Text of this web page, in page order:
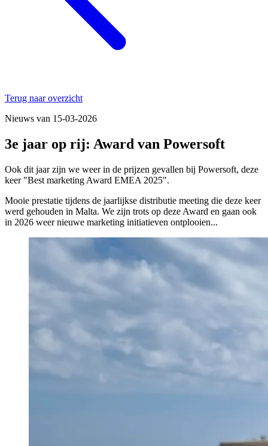
Terug naar overzicht
Nieuws van 15-03-2026
3e jaar op rij: Award van Powersoft
Ook dit jaar zijn we weer in de prijzen gevallen bij Powersoft, deze
keer "Best marketing Award EMEA 2025".
Mooie prestatie tijdens de jaarlijkse distributie meeting die deze keer
werd gehouden in Malta. We zijn trots op deze Award en gaan ook
in 2026 weer nieuwe marketing initiatieven ontplooien...